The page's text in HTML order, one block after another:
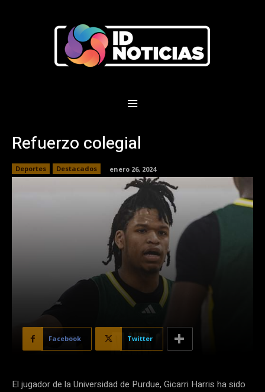
Refuerzo colegial
Deportes Destacados enero 26, 2024
Facebook Twitter
El jugador de la Universidad de Purdue, Gicarri Harris ha sido